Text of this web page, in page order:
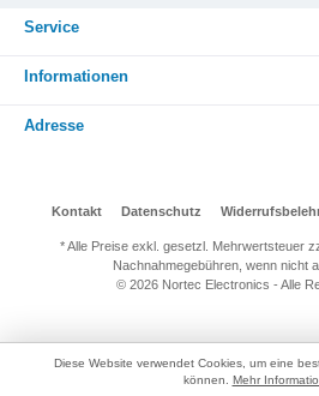
Service
Informationen
Adresse
Kontakt Datenschutz
* Alle Preise exkl. gesetzl. Mehrwertsteuer
Nachnahmegebühren, wenn nicht
© 2026 Nortec Electronics - Alle
Diese Website verwendet Cookies, um eine
können. Mehr